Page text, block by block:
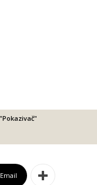
Email